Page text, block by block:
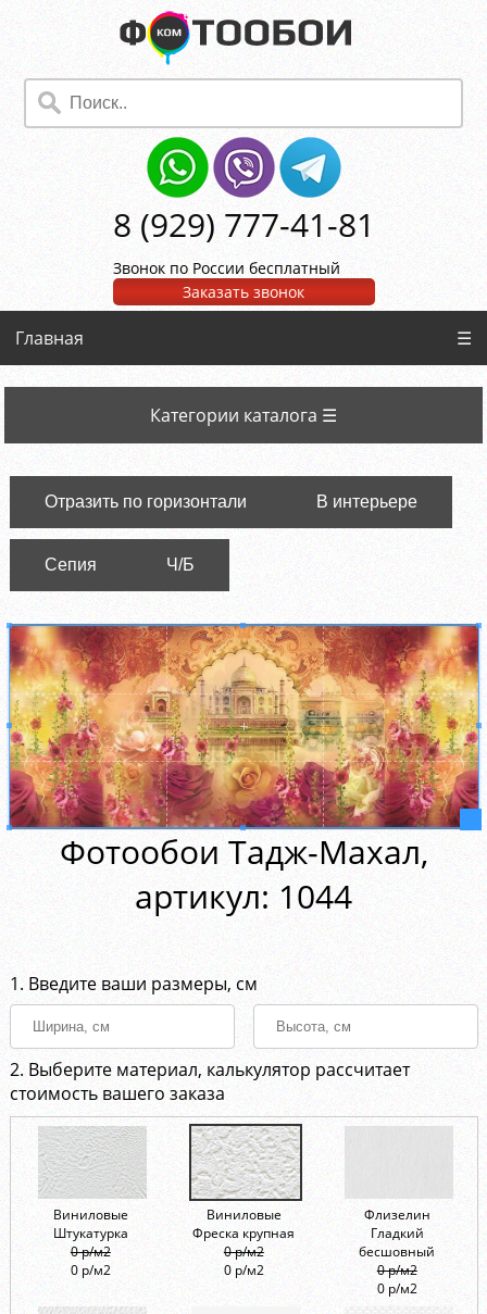
8 (929) 777-41-81
Звонок по России бесплатный
Заказать звонок
Главная ☰
Категории каталога ☰
Отразить по горизонтали В интерьере
Сепия Ч/Б
Фотообои Тадж-Махал,
aртикул: 1044
1. Введите ваши размеры, см
2. Выберите материал, калькулятор рассчитает
стоимость вашего заказа
Виниловые
Штукатурка
0 р/м2
0 р/м2
Виниловые
Фреска крупная
0 р/м2
0 р/м2
Флизелин
Гладкий
бесшовный
0 р/м2
0 р/м2